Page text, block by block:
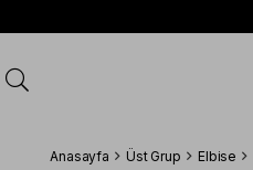
Anasayfa Üst Grup Elbise